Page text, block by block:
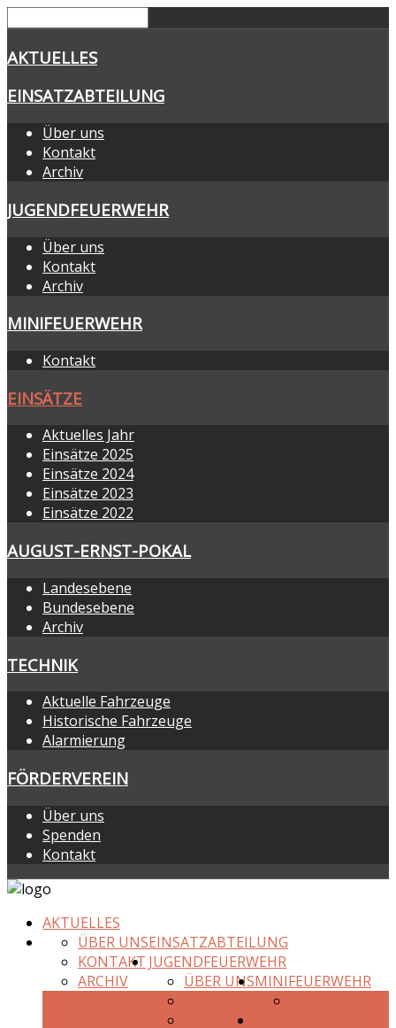
AKTUELLES
EINSATZABTEILUNG
Über uns
Kontakt
Archiv
JUGENDFEUERWEHR
Über uns
Kontakt
Archiv
MINIFEUERWEHR
Kontakt
EINSÄTZE
Aktuelles Jahr
Einsätze 2025
Einsätze 2024
Einsätze 2023
Einsätze 2022
AUGUST-ERNST-POKAL
Landesebene
Bundesebene
Archiv
TECHNIK
Aktuelle Fahrzeuge
Historische Fahrzeuge
Alarmierung
FÖRDERVEREIN
Über uns
Spenden
Kontakt
AKTUELLES
EINSATZABTEILUNG
ÜBER UNS
KONTAKT
ARCHIV
JUGENDFEUERWEHR
ÜBER UNSMINIFEUERWEHR